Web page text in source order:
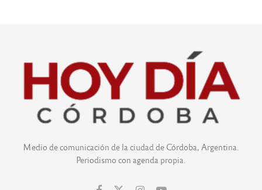
Medio de comunicación de la ciudad de Córdoba, Argentina.
Periodismo con agenda propia.